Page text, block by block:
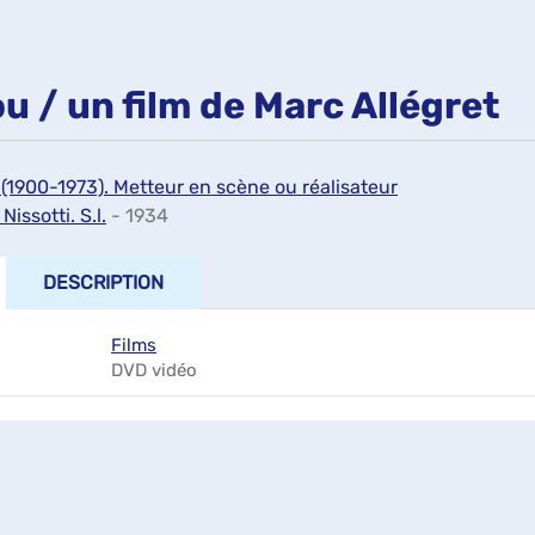
/ un film de Marc Allégret
1973). Metteur en scène ou réalisateur
S.l. - 1934
DESCRIPTION
Films
DVD vidéo